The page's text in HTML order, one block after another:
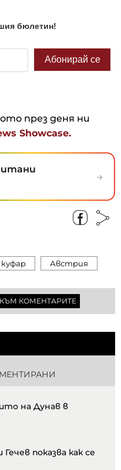
през деня ни
Showcase.
→
куфар Австрия
КЪМ КОМЕНТАРИТЕ
на Дунав в
показва как се